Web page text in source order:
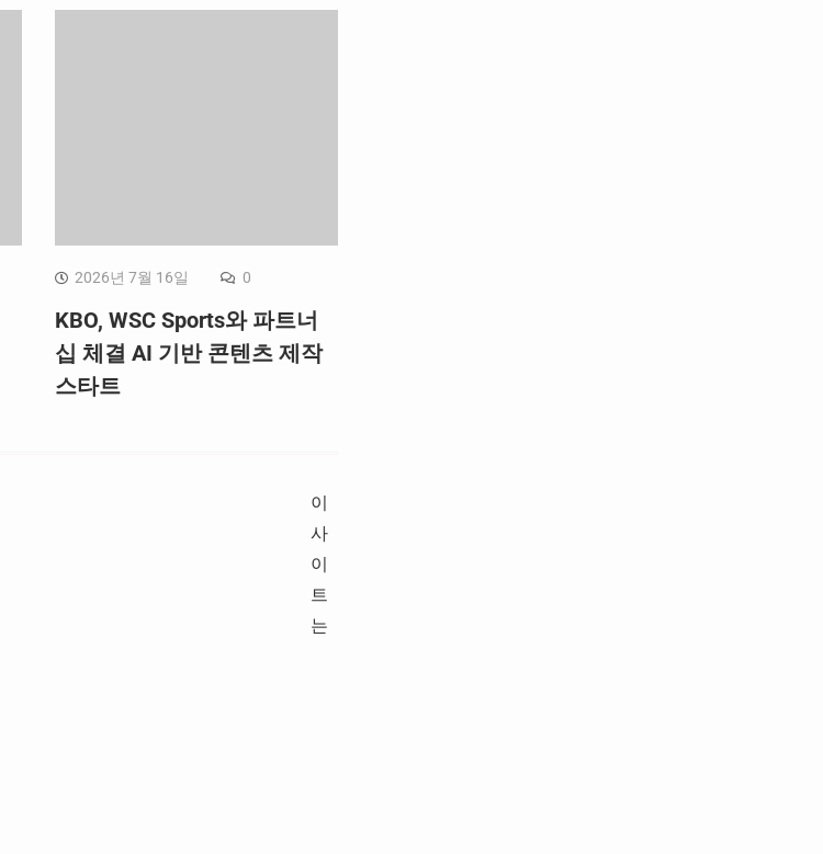
2026년 7월 16일 0
KBO, WSC Sports와 파트너
십 체결 AI 기반 콘텐츠 제작
스타트
이
사
이
트
는